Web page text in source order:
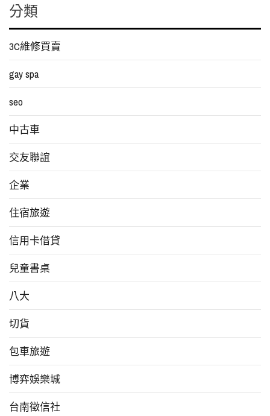
分類
3C維修買賣
gay spa
seo
中古車
交友聯誼
企業
住宿旅遊
信用卡借貸
兒童書桌
八大
切貨
包車旅遊
博弈娛樂城
台南徵信社